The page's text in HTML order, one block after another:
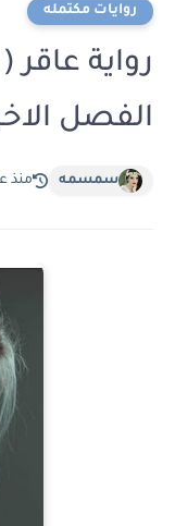
روايات مكتمله
رواية
الفصل
سمسمه منذ